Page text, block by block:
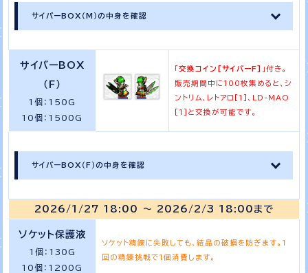
サイバーBOX（M）の中身を確認
サイバーBOX
（F）
1個：150G
10個：1500G
「交換コイン[サイバーF] 」付き。
販売期間中に100枚集めると、シ
ントリム、レトアロ[1]、LD-MAO
[1]と交換が可能です。
サイバーBOX（F）の中身を確認
2026/1/27 18:00 ～ 2026/2/3 18:00まで
ソケット保護液
1個：130G
10個：1200G
ソケット精錬に失敗しても、結晶の破損を防ぎます。1
回の精錬挑戦で1個消費します。